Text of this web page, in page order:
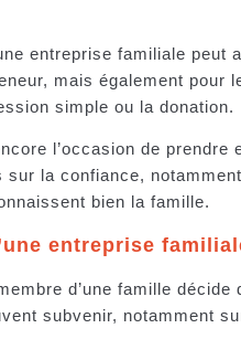
entreprise familiale peut
mais également pour
simple ou la donation.
l’occasion de prendre
la confiance,
bien la famille.
entreprise
d’une famille décide
subvenir, notamment